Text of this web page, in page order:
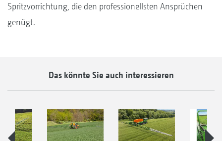
Spritzvorrichtung, die den professionellsten Ansprüchen
genügt.
Das könnte Sie auch interessieren